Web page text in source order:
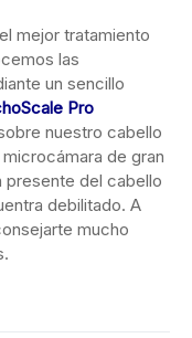
mejor tratamiento
las
un sencillo
Pro
nuestro cabello
de gran
del cabello
debilitado. A
mucho